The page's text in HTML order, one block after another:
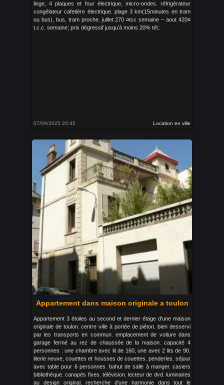
linge, 4 plaques et four électrique, micro-ondes. réfrigérateur
congélateur cafetière électrique. plage 3 km(15minutes en tram
ou bus), bus, tram proche. juillet 270 ¤tcc semaine – aout 420¤
t.c.c. semaine; prix dégressif jusqu’à moins 20% tél.:
07/09/2025 20:45 Location en ville
Appartement dans maison originale a toulon
Appartement 3 étoiles au second et dernier étage d'une maison
originale de toulon. centre ville à portée de piéton. bien desservi
par les transports en commun. emplacement de voiture dans
garage fermé au rez de chaussée de la maison. capacité 4
personnes : une chambre avec lit de 160, une avec 2 lits de 90.
literie neuve, couettes et housses de couettes. penderies. séjour
avec table pour 6 personnes. bahut de salle à manger. casiers
bibliothèque. canapés fixes. télévision. lecteur de dvd. luminaires
au design original. recherche d'une harmonie dans tout le